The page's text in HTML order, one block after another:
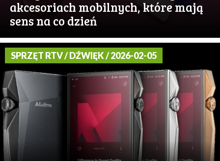
akcesoriach mobilnych, które mają
sens na co dzień
SPRZĘT RTV / DŹWIĘK / 2026-02-05